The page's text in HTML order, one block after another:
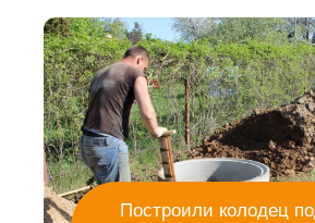
Построили колодец